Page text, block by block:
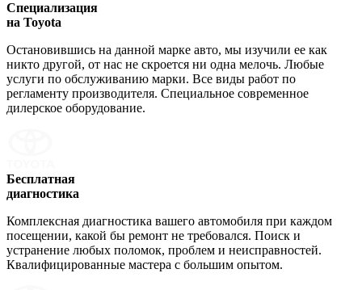
Специализация
на Toyota
Остановившись на данной марке авто, мы изучили ее как
никто другой, от нас не скроется ни одна мелочь. Любые
услуги по обслуживанию марки. Все виды работ по
регламенту производителя. Специальное современное
дилерское оборудование.
Бесплатная
диагностика
Комплексная диагностика вашего автомобиля при каждом
посещении, какой бы ремонт не требовался. Поиск и
устранение любых поломок, проблем и неисправностей.
Квалифицированные мастера с большим опытом.